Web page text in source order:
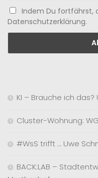
Indem Du fortfährst,
Datenschutzerklärung.
KI – Brauche ich
Cluster-Wohnung:
#WsS trifft … Uwe
BACK:LAB –